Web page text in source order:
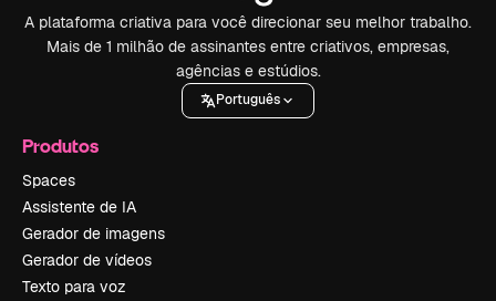
A plataforma criativa para você direcionar seu melhor trabalho.
Mais de 1 milhão de assinantes entre criativos, empresas,
agências e estúdios.
Português
Produtos
Spaces
Assistente de IA
Gerador de imagens
Gerador de vídeos
Texto para voz